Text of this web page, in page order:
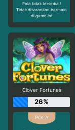
Pola tidak tersedia !
Tidak disarankan bermain
di game ini
Clover Fortunes
26%